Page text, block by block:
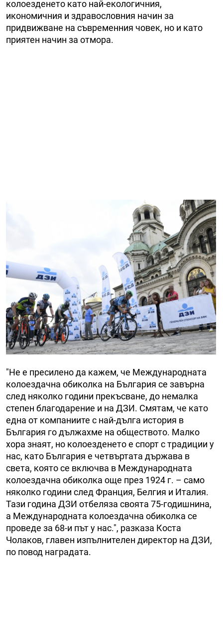
колоезденето като най-екологичния,
икономичния и здравословния начин за
придвижване на съвременния човек, но и като
приятен начин за отмора.
"Не е пресилено да кажем, че Международната
колоездачна обиколка на България се завърна
след няколко години прекъсване, до немалка
степен благодарение и на ДЗИ. Смятам, че като
една от компаниите с най-дълга история в
България го дължахме на обществото. Малко
хора знаят, но колоезденето е спорт с традиции у
нас, като България е четвъртата държава в
света, която се включва в Международната
колоездачна обиколка още през 1924 г. – само
няколко години след Франция, Белгия и Италия.
Тази година ДЗИ отбеляза своята 75-годишнина,
а Международната колоездачна обиколка се
проведе за 68-и път у нас.", разказа Коста
Чолаков, главен изпълнителен директор на ДЗИ,
по повод наградата.